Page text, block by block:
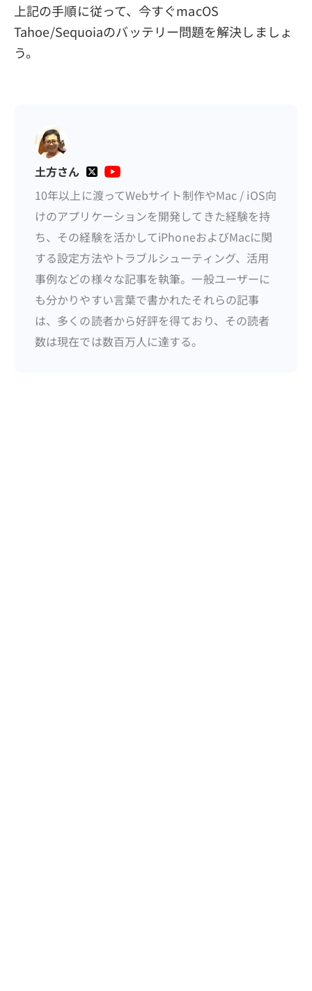
上記の手順に従って、今すぐmacOS
Tahoe/Sequoiaのバッテリー問題を解決しましょ
う。
土方さん
10年以上に渡ってWebサイト制作やMac / iOS向
けのアプリケーションを開発してきた経験を持
ち、その経験を活かしてiPhoneおよびMacに関
する設定方法やトラブルシューティング、活用
事例などの様々な記事を執筆。一般ユーザーに
も分かりやすい言葉で書かれたそれらの記事
は、多くの読者から好評を得ており、その読者
数は現在では数百万人に達する。